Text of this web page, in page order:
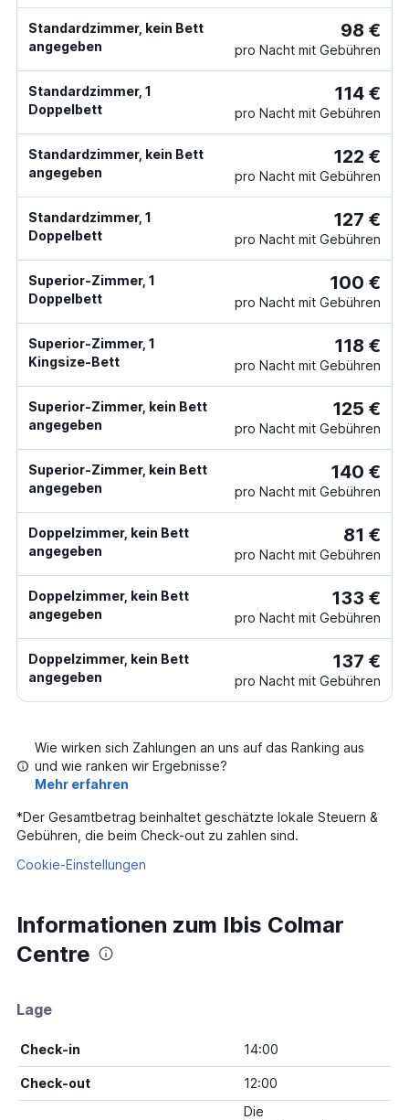
Standardzimmer, kein Bett
angegeben
98 €
pro Nacht mit Gebühren
Standardzimmer, 1
Doppelbett
114 €
pro Nacht mit Gebühren
Standardzimmer, kein Bett
angegeben
122 €
pro Nacht mit Gebühren
Standardzimmer, 1
Doppelbett
127 €
pro Nacht mit Gebühren
Superior-Zimmer, 1
Doppelbett
100 €
pro Nacht mit Gebühren
Superior-Zimmer, 1
Kingsize-Bett
118 €
pro Nacht mit Gebühren
Superior-Zimmer, kein Bett
angegeben
125 €
pro Nacht mit Gebühren
Superior-Zimmer, kein Bett
angegeben
140 €
pro Nacht mit Gebühren
Doppelzimmer, kein Bett
angegeben
81 €
pro Nacht mit Gebühren
Doppelzimmer, kein Bett
angegeben
133 €
pro Nacht mit Gebühren
Doppelzimmer, kein Bett
angegeben
137 €
pro Nacht mit Gebühren
Wie wirken sich Zahlungen an uns auf das Ranking aus
und wie ranken wir Ergebnisse?
Mehr erfahren
*Der Gesamtbetrag beinhaltet geschätzte lokale Steuern &
Gebühren, die beim Check-out zu zahlen sind.
Cookie-Einstellungen
Informationen zum Ibis Colmar
Centre
Lage
Check-in 14:00
Check-out 12:00
Die